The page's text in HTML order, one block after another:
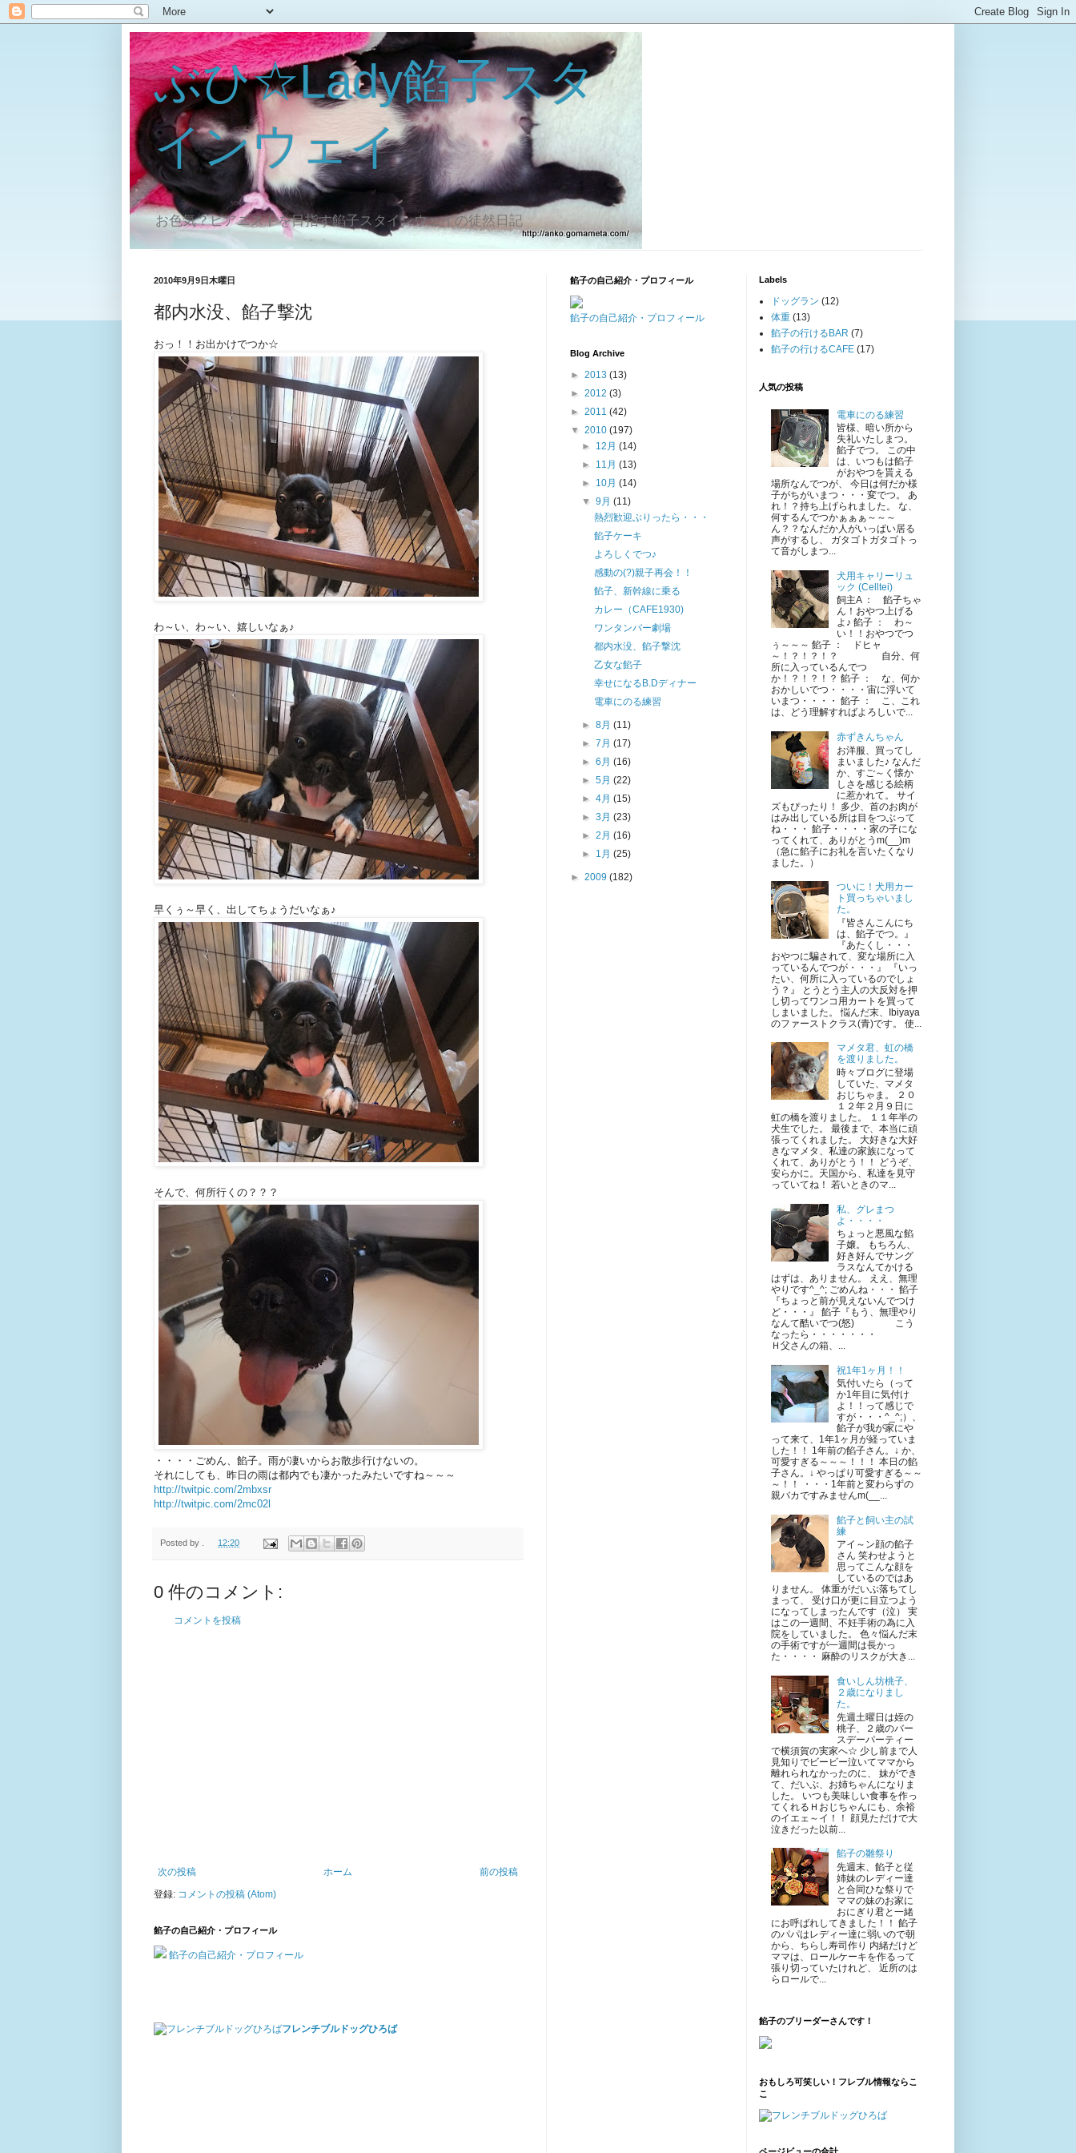
ぶひ☆Lady餡子スタ
インウェイ
お色気？ピアニストを目指す餡子スタインウェイの徒然日記
2010年9月9日木曜日
都内水没、餡子撃沈
おっ！！お出かけでつか☆
わ～い、わ～い、嬉しいなぁ♪
早くぅ～早く、出してちょうだいなぁ♪
そんで、何所行くの？？？
・・・・ごめん、餡子。雨が凄いからお散歩行けないの。
それにしても、昨日の雨は都内でも凄かったみたいですね～～～
http://twitpic.com/2mbxsr
http://twitpic.com/2mc02l
Posted by 12:20
0 件のコメント:
コメントを投稿
次の投稿 前の投稿
ホーム
登録: コメントの投稿 (Atom)
餡子の自己紹介・プロフィール
餡子の自己紹介・プロフィール
フレンチブルドッグひろば
餡子の自己紹介・プロフィール
餡子の自己紹介・プロフィール
Blog Archive
► 2013 (13)
► 2012 (3)
► 2011 (42)
▼ 2010 (197)
► 12月(14)
► 11月(13)
► 10月(14)
▼9月(11)
熱烈歓迎ぶりったら・・・
餡子ケーキ
よろしくでつ♪
感動の(?)親子再会！！
餡子、新幹線に乗る
カレー（CAFE1930)
ワンタンバー劇場
都内水没、餡子撃沈
乙女な餡子
幸せになるB.Dディナー
電車にのる練習
►8月(11)
►7月(17)
►6月(16)
►5月(22)
►4月(15)
►3月(23)
►2月(16)
► 1月(25)
► 2009 (182)
Labels
ドッグラン (12)
体重 (13)
餡子の行けるBAR (7)
餡子の行けるCAFE (17)
人気の投稿
電車にのる練習
皆様、暗い所から
失礼いたしまつ。
餡子でつ。 この中
は、いつもは餡子
がおやつを貰える
場所なんでつが、 今日は何だか様
子がちがいまつ・・・変でつ。 あ
れ！？持ち上げられました。 な、
何するんでつかぁぁぁ～～～
ん？？なんだか人がいっぱい居る
声がするし、 ガタゴトガタゴトっ
て音がしまつ...
犬用キャリーリュ
ック (Celltei)
飼主A ： 餡子ちゃ
ん！おやつ上げる
よ♪ 餡子 ： わ～
い！！おやつでつ
ぅ～～～ 餡子 ： ドヒャ
～！？！？！？ 自分、何
所に入っているんでつ
か！？！？！？ 餡子 ： な、何か
おかしいでつ・・・・宙に浮いて
いまつ・・・・ 餡子 ： こ、これ
は、どう理解すればよろしいで...
赤ずきんちゃん
お洋服、買ってし
まいました♪ なんだ
か、すご～く懐か
しさを感じる絵柄
に惹かれて。 サイ
ズもぴったり！ 多少、首のお肉が
はみ出している所は目をつぶって
ね・・・ 餡子・・・・家の子にな
ってくれて、ありがとうm(__)m
（急に餡子にお礼を言いたくなり
ました。）
ついに！犬用カー
ト買っちゃいまし
た。
『皆さんこんにち
は、餡子でつ。』
『あたくし・・・
おやつに騙されて、変な場所に入
っているんでつが・・・』 『いっ
たい、何所に入っているのでしょ
う？』 とうとう主人の大反対を押
し切ってワンコ用カートを買って
しまいました。 悩んだ末、Ibiyaya
のファーストクラス(青)です。 使...
マメタ君、虹の橋
を渡りました。
時々ブログに登場
していた、マメタ
おじちゃま。 ２０
１２年２月９日に
虹の橋を渡りました。 １１年半の
犬生でした。 最後まで、本当に頑
張ってくれました。 大好きな大好
きなマメタ、私達の家族になって
くれて、ありがとう！！ どうぞ、
安らかに。天国から、私達を見守
っていてね！ 若いときのマ...
私、グレまつ
よ・・・・
ちょっと悪風な餡
子嬢。 もちろん、
好き好んでサング
ラスなんてかける
はずは、ありません。 ええ、無理
やりです^_^; ごめんね・・・ 餡子
『ちょっと前が見えないんでつけ
ど・・・』 餡子『もう、無理やり
なんて酷いでつ(怒) こう
なったら・・・・・・・
Ｈ父さんの箱、...
祝1年1ヶ月！！
気付いたら（って
か1年目に気付け
よ！！って感じで
すが・・・^_^;）、
餡子が我が家にや
って来て、1年1ヶ月が経っていま
した！！ 1年前の餡子さん。↓ か、
可愛すぎる～～～！！！ 本日の餡
子さん。↓ やっぱり可愛すぎる～～
～！！ ・・・1年前と変わらずの
親バカですみませんm(__...
餡子と飼い主の試
練
アイ～ン顔の餡子
さん 笑わせようと
思ってこんな顔を
しているのではあ
りません。 体重がだいぶ落ちてし
まって、 受け口が更に目立つよう
になってしまったんです（泣） 実
はこの一週間、不妊手術の為に入
院をしていました。 色々悩んだ末
の手術ですが一週間は長かっ
た・・・・ 麻酔のリスクが大き...
食いしん坊桃子、
２歳になりまし
た。
先週土曜日は姪の
桃子、２歳のバー
スデーパーティー
で横須賀の実家へ☆ 少し前まで人
見知りでビービー泣いてママから
離れられなかったのに、 妹ができ
て、だいぶ、お姉ちゃんになりま
した。 いつも美味しい食事を作っ
てくれるＨおじちゃんにも、余裕
のイエェ～イ！！ 顔見ただけで大
泣きだった以前...
餡子の雛祭り
先週末、餡子と従
姉妹のレディー達
と合同ひな祭りで
ママの妹のお家に
おにぎり君と一緒
にお呼ばれしてきました！！ 餡子
のパパはレディー達に弱いので朝
から、ちらし寿司作り 内緒だけど
ママは、ロールケーキを作るって
張り切っていたけれど、 近所のは
らロールで...
餡子のブリーダーさんです！
おもしろ可笑しい！フレブル情報ならこ
こ